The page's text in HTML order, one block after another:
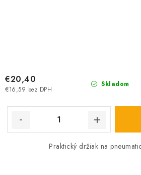
Skladom
€16,59 bez DPH
€20,40
Praktický držiak na